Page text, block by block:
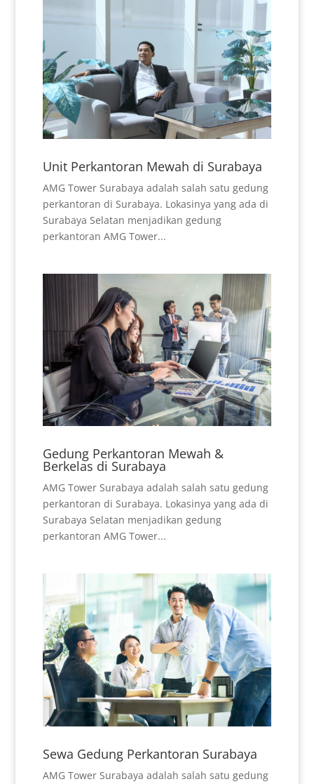
Unit Perkantoran Mewah di Surabaya
AMG Tower Surabaya adalah salah satu gedung
perkantoran di Surabaya. Lokasinya yang ada di
Surabaya Selatan menjadikan gedung
perkantoran AMG Tower...
Gedung Perkantoran Mewah &
Berkelas di Surabaya
AMG Tower Surabaya adalah salah satu gedung
perkantoran di Surabaya. Lokasinya yang ada di
Surabaya Selatan menjadikan gedung
perkantoran AMG Tower...
Sewa Gedung Perkantoran Surabaya
AMG Tower Surabaya adalah salah satu gedung